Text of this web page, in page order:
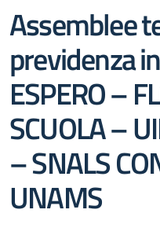
Assemblee
previdenza
ESPERO –
SCUOLA –
– SNALS
UNAMS